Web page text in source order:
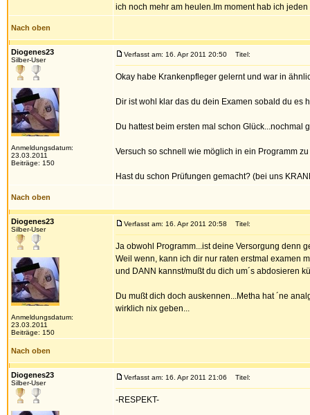
ich noch mehr am heulen.Im moment hab ich
Nach oben
Diogenes23
Silber-User
Anmeldungsdatum:
23.03.2011
Beiträge: 150
Verfasst am: 16. Apr 2011 20:50 Titel:
Okay habe Krankenpfleger gelernt und war in
Dir ist wohl klar das du dein Examen sobald du es
Du hattest beim ersten mal schon Glück...nochmal
Versuch so schnell wie möglich in ein Programm
Hast du schon Prüfungen gemacht? (bei uns
Nach oben
Diogenes23
Silber-User
Anmeldungsdatum:
23.03.2011
Beiträge: 150
Verfasst am: 16. Apr 2011 20:58 Titel:
Ja obwohl Programm...ist deine Versorgung denn
Weil wenn, kann ich dir nur raten erstmal examen
und DANN kannst/mußt du dich um´s abdosieren
Du mußt dich doch auskennen...Metha hat ´ne
wirklich nix geben...
Nach oben
Diogenes23
Silber-User
Verfasst am: 16. Apr 2011 21:06 Titel:
-RESPEKT-